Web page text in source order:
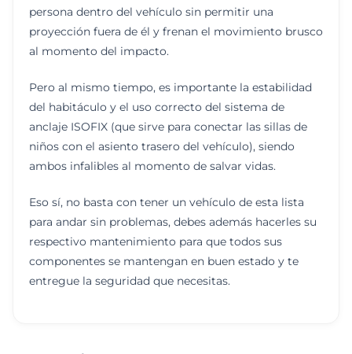
persona dentro del vehículo sin permitir una
proyección fuera de él y frenan el movimiento brusco
al momento del impacto.
Pero al mismo tiempo, es importante la estabilidad
del habitáculo y el uso correcto del sistema de
anclaje ISOFIX (que sirve para conectar las sillas de
niños con el asiento trasero del vehículo), siendo
ambos infalibles al momento de salvar vidas.
Eso sí, no basta con tener un vehículo de esta lista
para andar sin problemas, debes además hacerles su
respectivo mantenimiento para que todos sus
componentes se mantengan en buen estado y te
entregue la seguridad que necesitas.